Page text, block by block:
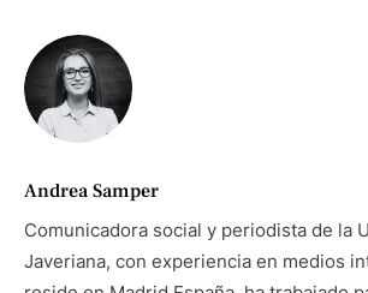
Andrea Samper
Comunicadora social y periodista de la
Javeriana, con experiencia en medios